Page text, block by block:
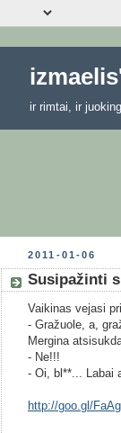
ir rimtai, ir
2011-01-06
Susipažinti
Vaikinas vejasi
- Gražuole, a,
Mergina
- Ne!!!
- Oi, bl**... Labai
http://goo.gl/